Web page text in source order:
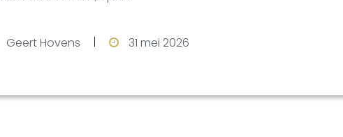
Geert Hovens 31 mei 2026